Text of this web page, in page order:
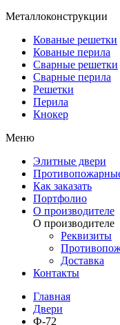
Металлоконструкции
Кованые решетки
Кованые перила
Сварные решетки
Сварные перила
Решетки
Перила
Кнокер
Меню
Элитные двери
Как заказать
Портфолио
О производителе
О производителе
Реквизиты
Доставка
Контакты
Главная
Двери
Ф-72